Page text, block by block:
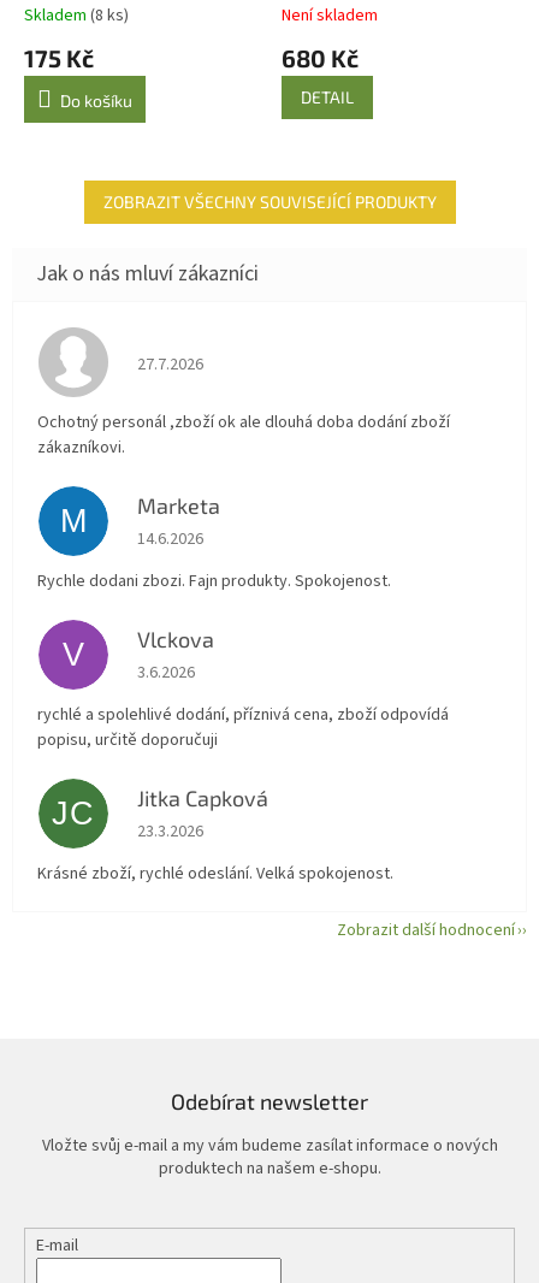
Skladem (8 ks)
175 Kč
Do košíku
Není skladem
680 Kč
DETAIL
ZOBRAZIT VŠECHNY SOUVISEJÍCÍ PRODUKTY
Hodnocení obchodu je 4 z 5 hvězdiček.
27.7.2026
Ochotný personál ,zboží ok ale dlouhá doba dodání zboží
zákazníkovi.
M Marketa
Hodnocení obchodu je 5 z 5 hvězdiček.
14.6.2026
Rychle dodani zbozi. Fajn produkty. Spokojenost.
V Vlckova
Hodnocení obchodu je 5 z 5 hvězdiček.
3.6.2026
rychlé a spolehlivé dodání, příznivá cena, zboží odpovídá
popisu, určitě doporučuji
JC Jitka Capková
Hodnocení obchodu je 5 z 5 hvězdiček.
23.3.2026
Krásné zboží, rychlé odeslání. Velká spokojenost.
Zobrazit další hodnocení
Odebírat newsletter
Vložte svůj e-mail a my vám budeme zasílat informace o nových
produktech na našem e-shopu.
E-mail